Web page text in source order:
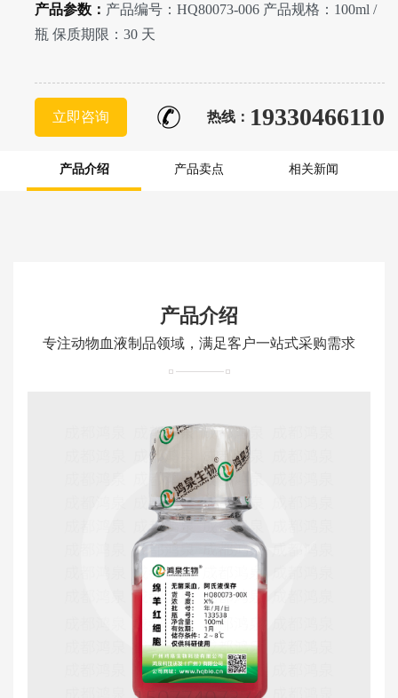
产品参数： 产品编号：HQ80073-006 产品规格：100ml /
瓶 保质期限：30 天
立即咨询 热线： 19330466110
产品介绍 产品卖点 相关新闻
产品介绍
专注动物血液制品领域，满足客户一站式采购需求